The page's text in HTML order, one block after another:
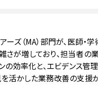
ーズ（MA）部門が、医師・
が増しており、担当者の
の効率化と、エビデンス管
活かした業務改善の支援